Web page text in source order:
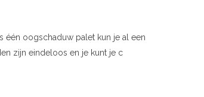
één oogschaduw palet kun je al een
zijn eindeloos en je kunt je c